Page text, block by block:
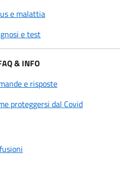
e malattia
e test
& INFO
e risposte
proteggersi dal Covid